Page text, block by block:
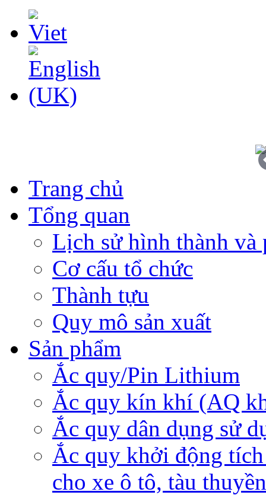
Trang chủ
Tổng quan
Lịch sử hình thành và
Cơ cấu tổ chức
Thành tựu
Quy mô sản xuất
Sản phẩm
Ắc quy/Pin Lithium
Ắc quy kín khí (AQ
Ắc quy dân dụng sử
Ắc quy khởi động
cho xe ô tô, tàu thuyền